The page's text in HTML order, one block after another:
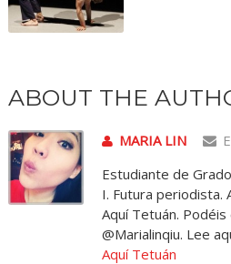
ABOUT THE
MARIA LIN
Estudiante de
I. Futura periodista.
Aquí Tetuán.
@Marialinqiu. Lee
Aquí Tetuán